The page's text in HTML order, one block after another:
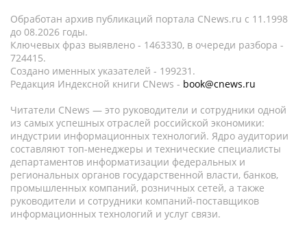
Обработан архив публикаций портала CNews.ru c 11.1998
до 08.2026 годы.
Ключевых фраз выявлено - 1463330, в очереди разбора -
724415.
Создано именных указателей - 199231.
Редакция Индексной книги CNews - book@cnews.ru
Читатели CNews — это руководители и сотрудники одной
из самых успешных отраслей российской экономики:
индустрии информационных технологий. Ядро аудитории
составляют топ-менеджеры и технические специалисты
департаментов информатизации федеральных и
региональных органов государственной власти, банков,
промышленных компаний, розничных сетей, а также
руководители и сотрудники компаний-поставщиков
информационных технологий и услуг связи.